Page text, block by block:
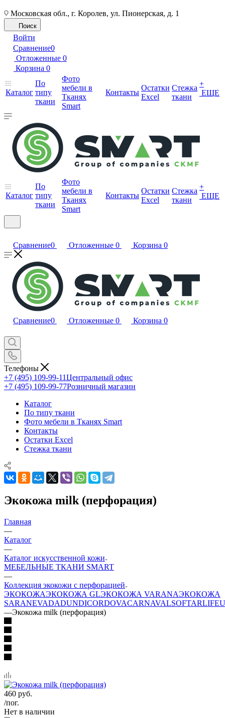
Московская обл., г. Королев, ул. Пионерская, д. 1
Поиск
Войти
Сравнение0
Отложенные 0
Корзина 0
Каталог
По
типу
ткани
Фото
мебели в
Тканях
Smart
Контакты
Остатки
Excel
Стежка
ткани
+
ЕЩЕ
Каталог
По
типу
ткани
Фото
мебели в
Тканях
Smart
Контакты
Остатки
Excel
Стежка
ткани
+
ЕЩЕ
Сравнение0 Отложенные 0 Корзина 0
Сравнение0 Отложенные 0 Корзина 0
Телефоны
+7 (495) 109-99-11Центральный офис
+7 (495) 109-99-77Розничный магазин
Каталог
По типу ткани
Фото мебели в Тканях Smart
Контакты
Остатки Excel
Стежка ткани
Экокожа milk (перфорация)
Главная
—
Каталог
—
Каталог искусственной кожи
МЕБЕЛЬНЫЕ ТКАНИ SMART
—
Коллекция экокожи с перфорацией
ЭКОКОЖАЭКОКОЖА GLЭКОКОЖА VARANAЭКОКОЖА
SARANEVADADUNDICORDOVACARNAVALSOFTARLIFE
—Экокожа milk (перфорация)
460 руб.
/пог.
Нет в наличии